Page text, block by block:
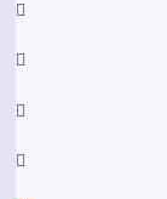
YouTube
Telegram
Instagram
Twitter